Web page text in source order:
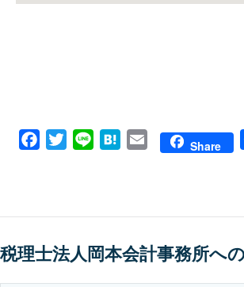
Facebook
Twitter Line HatenaEmail Share
税理士法人岡本会計事務所へ